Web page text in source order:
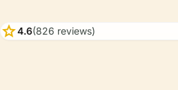
star4.6(826 reviews)